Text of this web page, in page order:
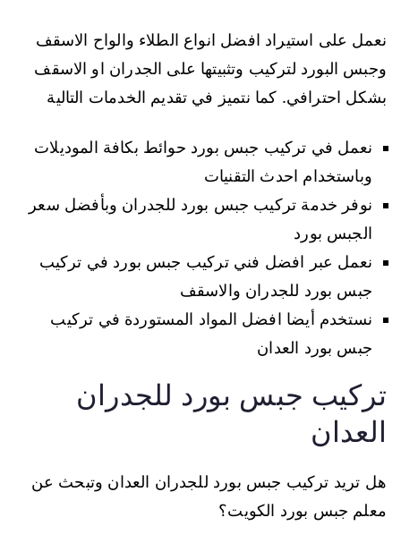
نعمل على استيراد افضل انواع الطلاء والواح الاسقف
وجبس البورد لتركيب وتثبيتها على الجدران او الاسقف
بشكل احترافي. كما نتميز في تقديم الخدمات التالية
نعمل في تركيب جبس بورد حوائط بكافة الموديلات
وباستخدام احدث التقنيات
نوفر خدمة تركيب جبس بورد للجدران وبأفضل سعر
الجبس بورد
نعمل عبر افضل فني تركيب جبس بورد في تركيب
جبس بورد للجدران والاسقف
نستخدم أيضا افضل المواد المستوردة في تركيب
جبس بورد العدان
تركيب جبس بورد للجدران
العدان
هل تريد تركيب جبس بورد للجدران العدان وتبحث عن
معلم جبس بورد الكويت؟